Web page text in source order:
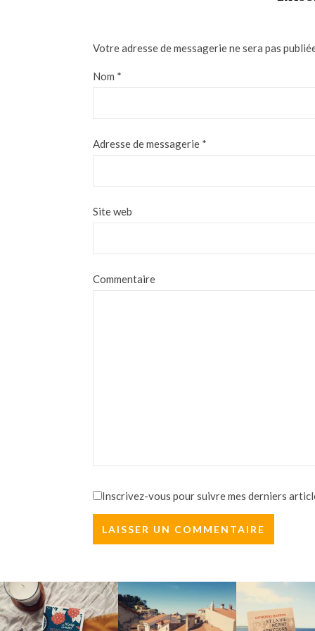
Votre adresse de messagerie ne sera pas
Nom *
Adresse de messagerie *
Site web
Commentaire
Inscrivez-vous pour suivre mes derniers